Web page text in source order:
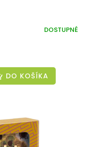
DOSTUPNÉ
DO KOŠÍKA